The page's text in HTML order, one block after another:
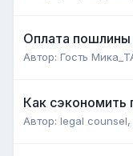
Оплата
Автор: Гость
Как сэкономить
Автор: legal counsel,